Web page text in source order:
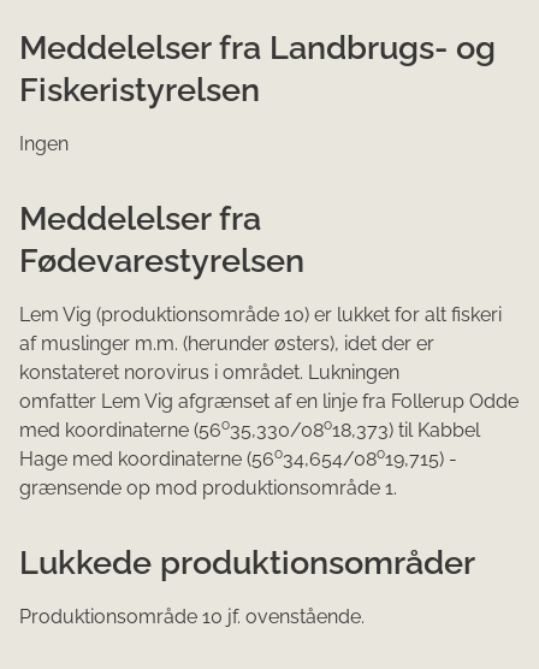
Meddelelser fra Landbrugs- og
Fiskeristyrelsen
Ingen
Meddelelser fra
Fødevarestyrelsen
Lem Vig (produktionsområde 10) er lukket for alt fiskeri
af muslinger m.m. (herunder østers), idet der er
konstateret norovirus i området. Lukningen
omfatter Lem Vig afgrænset af en linje fra Follerup Odde
med koordinaterne (56o35,330/08o18,373) til Kabbel
Hage med koordinaterne (56o34,654/08o19,715) -
grænsende op mod produktionsområde 1.
Lukkede produktionsområder
Produktionsområde 10 jf. ovenstående.